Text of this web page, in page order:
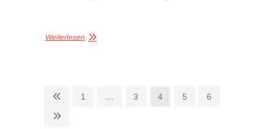
Weiterlesen
Seitennummerierung
der
Vorherige
Seite
1 … Seite
3 Seite
4 Seite
5 Seite
6
Nächste